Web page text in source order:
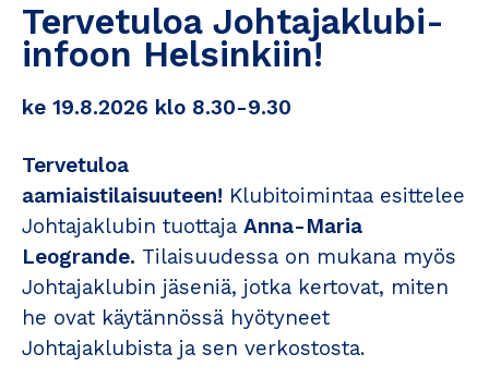
Tervetuloa Johtajaklubi-
infoon Helsinkiin!
ke 19.8.2026 klo 8.30-9.30
Tervetuloa
aamiaistilaisuuteen! Klubitoimintaa esittelee
Johtajaklubin tuottaja Anna-Maria
Leogrande. Tilaisuudessa on mukana myös
Johtajaklubin jäseniä, jotka kertovat, miten
he ovat käytännössä hyötyneet
Johtajaklubista ja sen verkostosta.